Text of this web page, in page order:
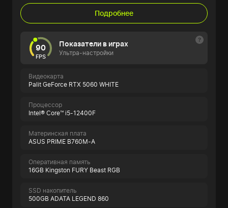
Подробнее
90
FPS
Показатели в играх
Ультра-настройки
Видеокарта
Palit GeForce RTX 5060 WHITE
Процессор
Intel® Core™ i5-12400F
Материнская плата
ASUS PRIME B760M-A
Оперативная память
16GB Kingston FURY Beast RGB
SSD накопитель
500GB ADATA LEGEND 860